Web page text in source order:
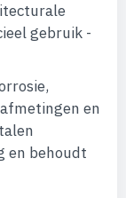
gebruik -
en
en behoudt